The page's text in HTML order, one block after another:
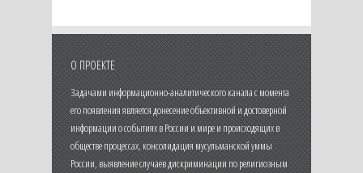
О ПРОЕКТЕ
Задачами информационно-аналитического канала с момента
его появления является донесение объективной и достоверной
информации о событиях в России и мире и происходящих в
обществе процессах, консолидация мусульманской уммы
России, выявление случаев дискриминации по религиозным